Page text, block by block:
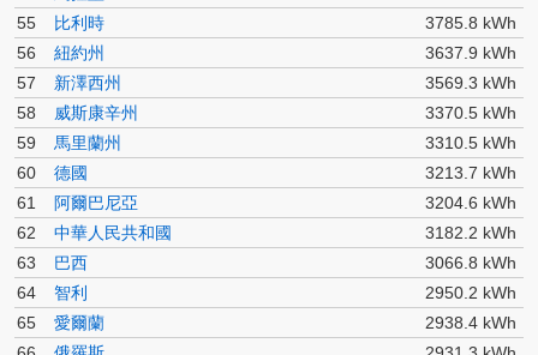
55
比利時
3785.8 kWh
56
紐約州
3637.9 kWh
57
新澤西州
3569.3 kWh
58
威斯康辛州
3370.5 kWh
59
馬里蘭州
3310.5 kWh
60
德國
3213.7 kWh
61
阿爾巴尼亞
3204.6 kWh
62
中華人民共和國
3182.2 kWh
63
巴西
3066.8 kWh
64
智利
2950.2 kWh
65
愛爾蘭
2938.4 kWh